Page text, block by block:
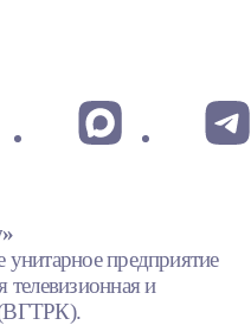
унитарное предприятие
телевизионная и
(ВГТРК).